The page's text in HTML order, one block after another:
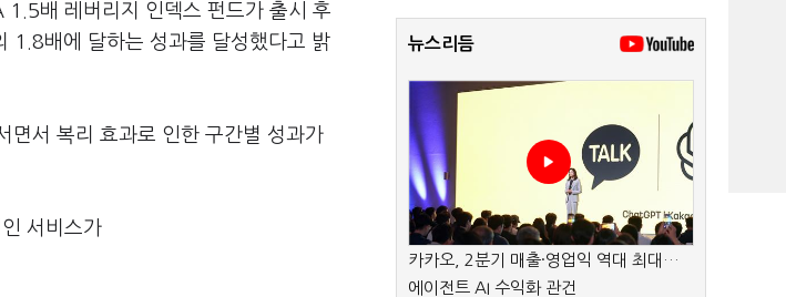
배 레버리지 인덱스 펀드가 출시 후
배에 달하는 성과를 달성했다고 밝
서 복리 효과로 인한 구간별 성과가
서비스가
뉴스리듬
카카오, 2분기 매출·영업익 역대 최대…
에이전트 AI 수익화 관건